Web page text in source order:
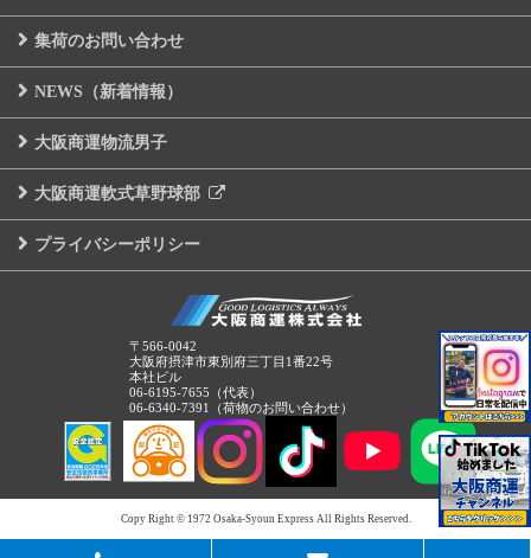
集荷のお問い合わせ
NEWS（新着情報）
大阪商運物流男子
大阪商運軟式草野球部
プライバシーポリシー
〒566-0042
大阪府摂津市東別府三丁目1番22号
本社ビル
06-6195-7655（代表）
06-6340-7391（荷物のお問い合わせ）
Copy Right © 1972 Osaka-Syoun Express All Rights Reserved.